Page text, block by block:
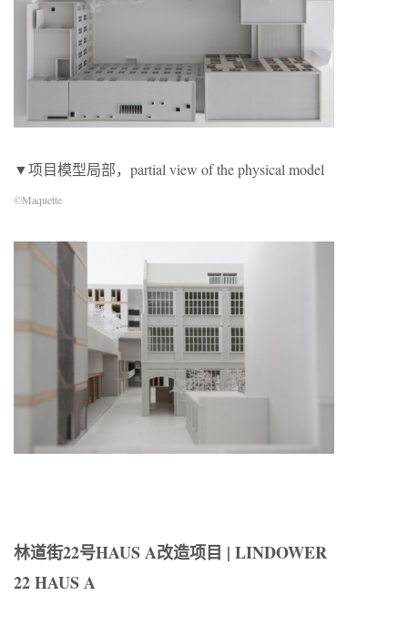
▼项目模型局部，partial view of the physical model
©Maquette
林道街22号HAUS A改造项目 | LINDOWER
22 HAUS A